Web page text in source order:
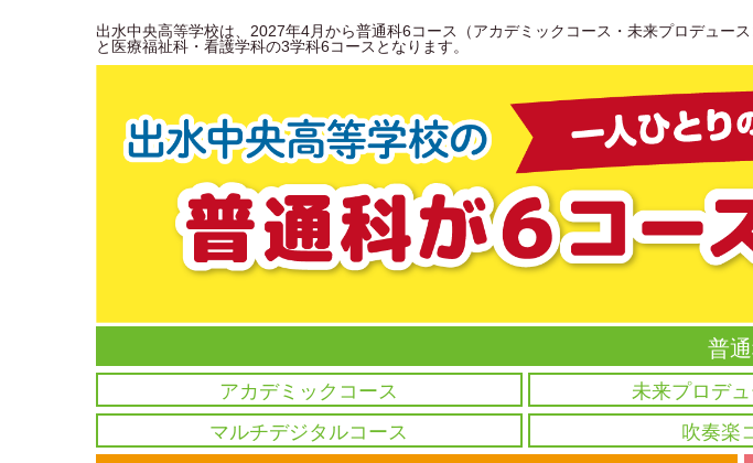
出水中央高等学校は、2027年4月から普通科6コース（アカデミックコース・未来プロデュー
と医療福祉科・看護学科の3学科6コースとなります。
普
アカデミックコース 未来プロデ
マルチデジタルコース
吹奏楽